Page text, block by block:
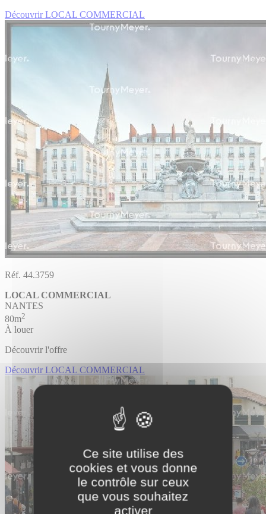
Ce site utilise des
cookies et vous donne
le contrôle sur ceux
que vous souhaitez
activer
Découvrir LOCAL COMMERCIAL
Réf. 44.3759
LOCAL COMMERCIAL
NANTES
80m2
À louer
Découvrir l'offre
Découvrir LOCAL COMMERCIAL